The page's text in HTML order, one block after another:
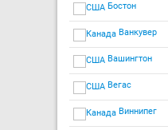
Бостон
Ванкувер
Вашингтон
Вегас
Виннипег